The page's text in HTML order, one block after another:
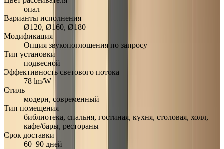
опал
Варианты исполнения
Ø120, Ø160, Ø180
Модификация
Опция звукопоглощения по запросу
Тип установки
подвесной
Эффективность светового потока
78 lm/W
Стиль
модерн, современный
Тип помещения
библиотека, спальня, гостиная, кухня, столовая, холл,
кафе/бары, рестораны
Срок доставки
60–90 дней